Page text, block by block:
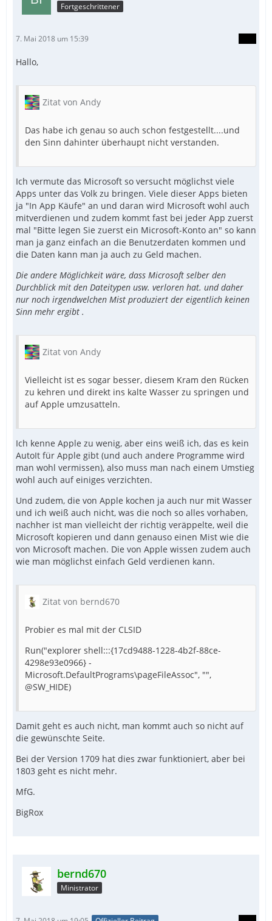
Fortgeschrittener
7. Mai 2018 um 15:39
Hallo,
Zitat von Andy
Das habe ich genau so auch schon festgestellt....und
den Sinn dahinter überhaupt nicht verstanden.
Ich vermute das Microsoft so versucht möglichst viele
Apps unter das Volk zu bringen. Viele dieser Apps bieten
ja "In App Käufe" an und daran wird Microsoft wohl auch
mitverdienen und zudem kommt fast bei jeder App zuerst
mal "Bitte legen Sie zuerst ein Microsoft-Konto an" so kann
man ja ganz einfach an die Benutzerdaten kommen und
die Daten kann man ja auch zu Geld machen.
Die andere Möglichkeit wäre, dass Microsoft selber den
Durchblick mit den Dateitypen usw. verloren hat. und daher
nur noch irgendwelchen Mist produziert der eigentlich keinen
Sinn mehr ergibt .
Zitat von Andy
Vielleicht ist es sogar besser, diesem Kram den Rücken
zu kehren und direkt ins kalte Wasser zu springen und
auf Apple umzusatteln.
Ich kenne Apple zu wenig, aber eins weiß ich, das es kein
AutoIt für Apple gibt (und auch andere Programme wird
man wohl vermissen), also muss man nach einem Umstieg
wohl auch auf einiges verzichten.
Und zudem, die von Apple kochen ja auch nur mit Wasser
und ich weiß auch nicht, was die noch so alles vorhaben,
nachher ist man vielleicht der richtig veräppelte, weil die
Microsoft kopieren und dann genauso einen Mist wie die
von Microsoft machen. Die von Apple wissen zudem auch
wie man möglichst einfach Geld verdienen kann.
Zitat von bernd670
Probier es mal mit der CLSID
Run("explorer shell:::{17cd9488-1228-4b2f-88ce-
4298e93e0966} -
Microsoft.DefaultPrograms\pageFileAssoc", "",
@SW_HIDE)
Damit geht es auch nicht, man kommt auch so nicht auf
die gewünschte Seite.
Bei der Version 1709 hat dies zwar funktioniert, aber bei
1803 geht es nicht mehr.
MfG.
BigRox
bernd670
Ministrator